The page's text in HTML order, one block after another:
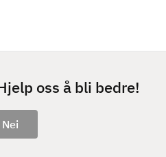
oss å bli bedre!